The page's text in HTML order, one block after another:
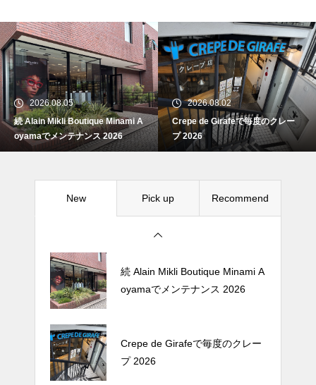
2026.08.05
続 Alain Mikli Boutique Minami A
oyamaでメンテナンス 2026
2026.08.02
Crepe de Girafeで毎度のクレー
プ 2026
New Pick up Recommend
続 Alain Mikli Boutique Minami A
oyamaでメンテナンス 2026
Crepe de Girafeで毎度のクレー
プ 2026
続 Alain Mikli Boutique Minami A
oyamaでメンテナンス 2026
Crepe de Girafeで毎度のクレー
プ 2026